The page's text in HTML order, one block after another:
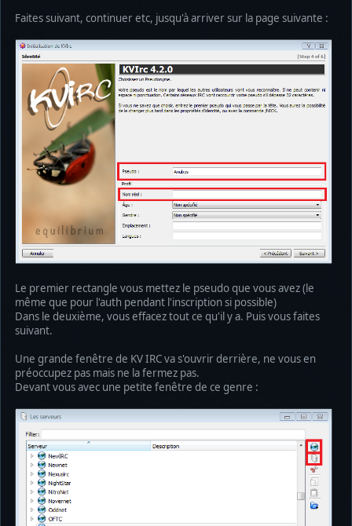
Faites suivant, continuer etc, jusqu'à arriver sur la page suivante :
Le premier rectangle vous mettez le pseudo que vous avez (le
même que pour l'auth pendant l'inscription si possible)
Dans le deuxième, vous effacez tout ce qu'il y a. Puis vous faites
suivant.
Une grande fenêtre de KV IRC va s'ouvrir derrière, ne vous en
préoccupez pas mais ne la fermez pas.
Devant vous avec une petite fenêtre de ce genre :